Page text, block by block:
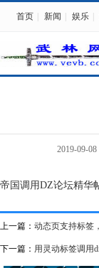
首页 新闻 娱乐
2019-09-08
帝国调用DZ论坛精华
上一篇： 动态页支持标签
下一篇： 用灵动标签调用